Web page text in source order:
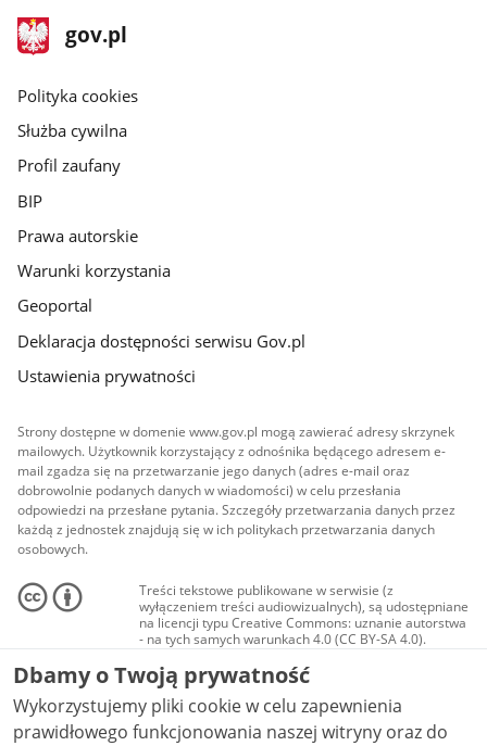
stopka
gov.pl
Strona
gov.pl
gov.pl
Polityka cookies
Służba cywilna
Profil zaufany
BIP
Prawa autorskie
Warunki korzystania
Geoportal
Deklaracja dostępności serwisu Gov.pl
Ustawienia prywatności
Strony dostępne w domenie www.gov.pl mogą zawierać adresy skrzynek
mailowych. Użytkownik korzystający z odnośnika będącego adresem e-
mail zgadza się na przetwarzanie jego danych (adres e-mail oraz
dobrowolnie podanych danych w wiadomości) w celu przesłania
odpowiedzi na przesłane pytania. Szczegóły przetwarzania danych przez
każdą z jednostek znajdują się w ich politykach przetwarzania danych
osobowych.
Treści tekstowe publikowane w serwisie (z
wyłączeniem treści audiowizualnych), są udostępniane
na licencji typu Creative Commons: uznanie autorstwa
- na tych samych warunkach 4.0 (CC BY-SA 4.0).
Materiały audiowizualne, w tym zdjęcia, materiały
audio i wideo, są udostępniane na licencji typu
Creative Commons: uznanie autorstwa użycie
niekomercyjne - bez utworów zależnych 4.0 (CC BY-
NC-ND 4.0), o ile nie jest to stwierdzone inaczej.
Dbamy o Twoją prywatność
Wykorzystujemy pliki cookie w celu zapewnienia
prawidłowego funkcjonowania naszej witryny oraz do